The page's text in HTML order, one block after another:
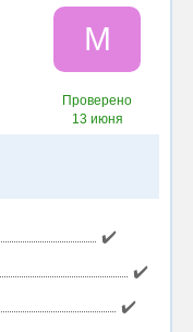
M
Проверено
13 июня
✔️
✔️
✔️